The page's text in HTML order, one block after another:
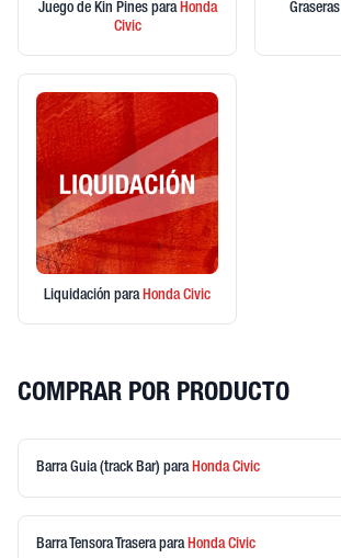
Juego de Kin Pines paraHonda
Civic
Graseras
Liquidación paraHondaCivic
COMPRAR POR PRODUCTO
Barra Guia (track Bar) para HondaCivic
Barra Tensora Traserapara HondaCivic